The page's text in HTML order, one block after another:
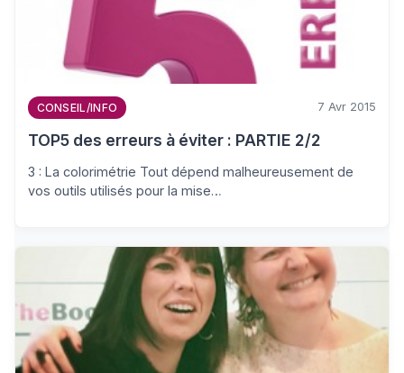
CONSEIL/INFO 7 Avr 2015
TOP5 des erreurs à éviter : PARTIE 2/2
3 : La colorimétrie Tout dépend malheureusement de
vos outils utilisés pour la mise…